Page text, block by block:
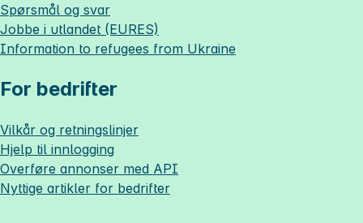
Spørsmål og svar
Jobbe i utlandet (EURES)
Information to refugees from Ukraine
For bedrifter
Vilkår og retningslinjer
Hjelp til innlogging
Overføre annonser med API
Nyttige artikler for bedrifter